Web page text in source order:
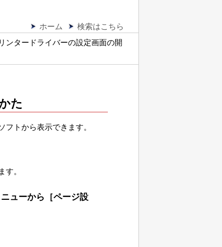
ホーム
検索はこちら
ンタードライバーの設定画面の開
た
トから表示できます。
す。
ニューから
［ページ設